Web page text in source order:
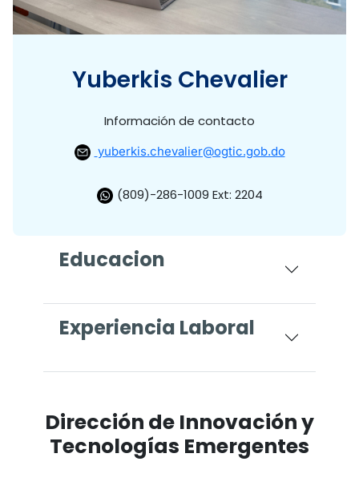
Yuberkis Chevalier
Información de contacto
yuberkis.chevalier@ogtic.gob.do
(809)-286-1009 Ext: 2204
Educacion
Experiencia Laboral
Dirección de Innovación y
Tecnologías Emergentes